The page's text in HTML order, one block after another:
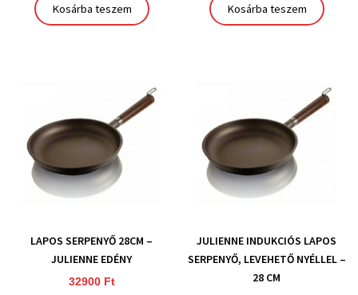
Kosárba teszem Kosárba teszem
LAPOS SERPENYŐ 28CM –
JULIENNE EDÉNY
32900 Ft
JULIENNE INDUKCIÓS LAPOS
SERPENYŐ, LEVEHETŐ NYÉLLEL –
28 CM